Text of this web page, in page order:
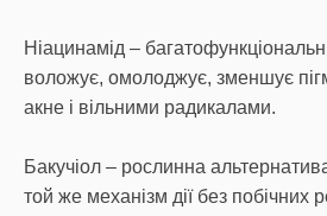
Ніацинамід –
воложує, омолоджує, зменшує
акне і вільними радикалами.
Бакучіол – рослинна
той же механізм дії без побічних